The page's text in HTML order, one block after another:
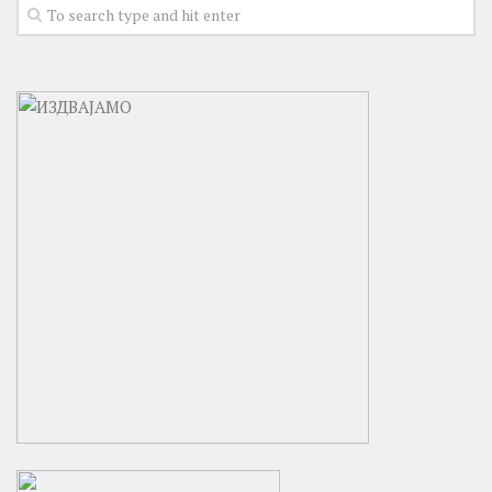
05. ТЕАТАР У ТВРЂАВИ 2018.
03. ТЕАТАР У ТВРЂАВИ 2016.
Пројекат exPERI MЕnt